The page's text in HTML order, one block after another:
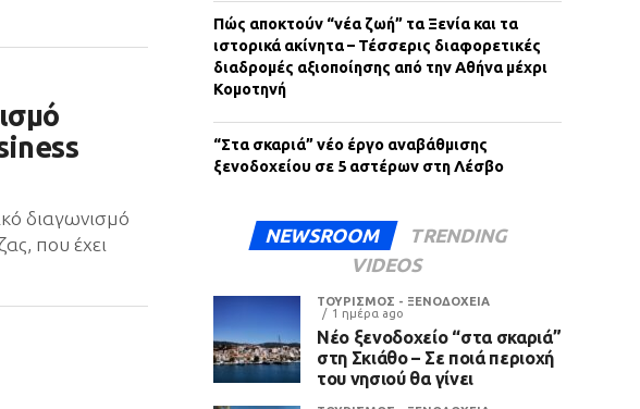
διαγωνισμό
που έχει
Πώς αποκτούν “νέα ζωή” τα Ξενία και τα
ιστορικά ακίνητα – Τέσσερις διαφορετικές
διαδρομές αξιοποίησης από την Αθήνα μέχρι
Κομοτηνή
“Στα σκαριά” νέο έργο αναβάθμισης
ξενοδοχείου σε 5 αστέρων στη Λέσβο
NEWSROOM
TRENDING
VIDEOS
ΤΟΥΡΙΣΜΟΣ - ΞΕΝΟΔΟΧΕΙΑ
1 ημέρα ago
Νέο ξενοδοχείο “στα σκαριά”
στη Σκιάθο – Σε ποιά περιοχή
του νησιού θα γίνει